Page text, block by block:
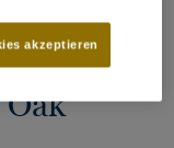
für
akzeptieren